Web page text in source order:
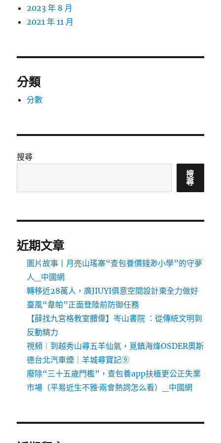
2023 年 8 月
2021 年 11 月
分類
分數
搜尋
搜
尋
近期文章
圖片故事丨月亮山瑤寨“查包養價錢渺小學”的守夢
人_中國網
轉移近28萬人，廣JIUYI俱意空間設計東全力做好
臺風“韋帕”正面登陸前防御任務
【薛找九宮格教室體偉】岑山書院 ：從傳統文明到
反動精力
視頻｜到越秀山尋五羊仙氣，覓鎮海烽OSDER奧斯
德台北汽車煙｜羊城尋寶記⑨
廢除“三十五歲門檻”，查包養app扶植更公正失業
市場（平易近生不雅·兩會熱詞怎么看）_中國網